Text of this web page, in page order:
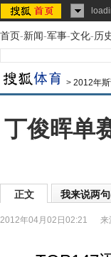
首页-新闻-军事-文化-历
> 2012年
丁俊晖单
正文 我来说两句
2012年04月02日02:21 来